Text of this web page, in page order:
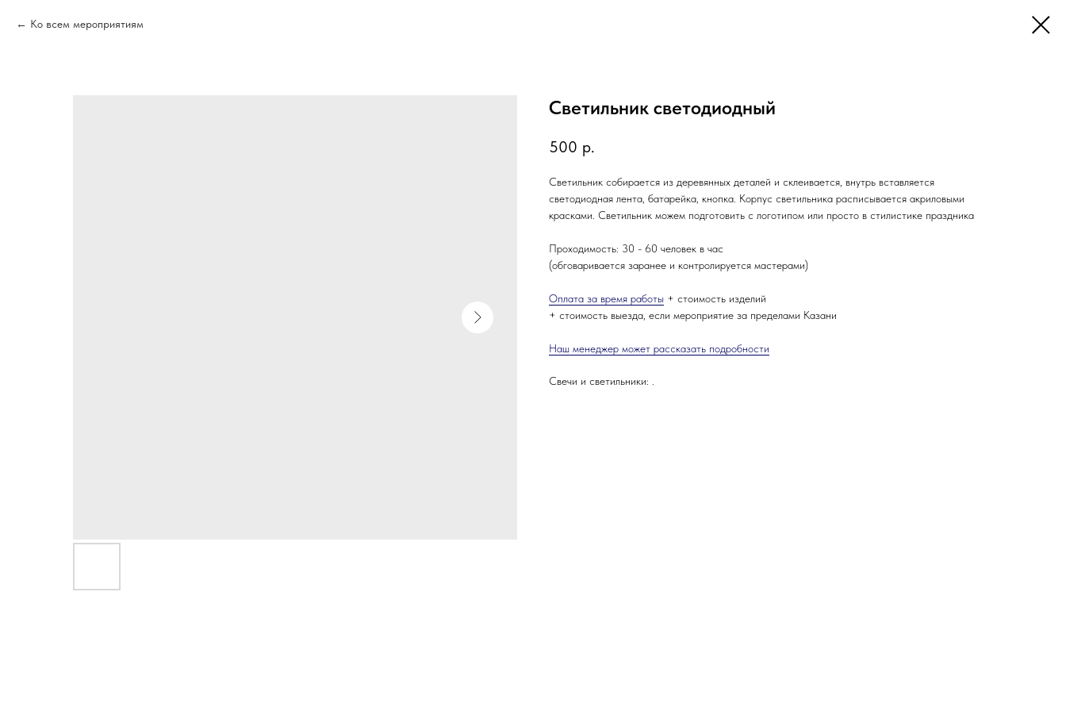
Ко всем мероприятиям
Светильник светодиодный
500 р.
Светильник собирается из деревянных деталей и склеивается, внутрь вставляется
светодиодная лента, батарейка, кнопка. Корпус светильника расписывается акриловыми
красками. Светильник можем подготовить с логотипом или просто в стилистике праздника
Проходимость: 30 - 60 человек в час
(обговаривается заранее и контролируется мастерами)
Оплата за время работы + стоимость изделий
+ стоимость выезда, если мероприятие за пределами Казани
Наш менеджер может рассказать подробности
Свечи и светильники: .